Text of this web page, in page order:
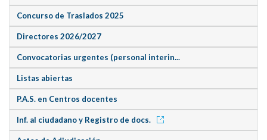
Concurso de Traslados 2025
Directores 2026/2027
Convocatorias urgentes (personal interin...
Listas abiertas
P.A.S. en Centros docentes
Inf. al ciudadano y Registro de docs.